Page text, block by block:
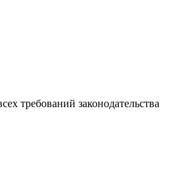
требований законодательства